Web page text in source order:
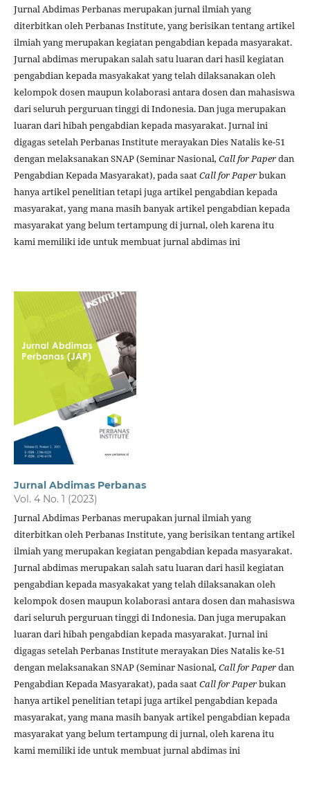
Jurnal Abdimas Perbanas merupakan jurnal ilmiah yang
diterbitkan oleh Perbanas Institute, yang berisikan tentang artikel
ilmiah yang merupakan kegiatan pengabdian kepada masyarakat.
Jurnal abdimas merupakan salah satu luaran dari hasil kegiatan
pengabdian kepada masyakakat yang telah dilaksanakan oleh
kelompok dosen maupun kolaborasi antara dosen dan mahasiswa
dari seluruh perguruan tinggi di Indonesia. Dan juga merupakan
luaran dari hibah pengabdian kepada masyarakat. Jurnal ini
digagas setelah Perbanas Institute merayakan Dies Natalis ke-51
dengan melaksanakan SNAP (Seminar Nasional, Call for Paperdan
Pengabdian Kepada Masyarakat), pada saatCall for Paperbukan
hanya artikel penelitian tetapi juga artikel pengabdian kepada
masyarakat, yang mana masih banyak artikel pengabdian kepada
masyarakat yang belum tertampung di jurnal, oleh karena itu
kami memiliki ide untuk membuat jurnal abdimas ini
Jurnal Abdimas Perbanas
Vol. 4 No. 1 (2023)
Jurnal Abdimas Perbanas merupakan jurnal ilmiah yang
diterbitkan oleh Perbanas Institute, yang berisikan tentang artikel
ilmiah yang merupakan kegiatan pengabdian kepada masyarakat.
Jurnal abdimas merupakan salah satu luaran dari hasil kegiatan
pengabdian kepada masyakakat yang telah dilaksanakan oleh
kelompok dosen maupun kolaborasi antara dosen dan mahasiswa
dari seluruh perguruan tinggi di Indonesia. Dan juga merupakan
luaran dari hibah pengabdian kepada masyarakat. Jurnal ini
digagas setelah Perbanas Institute merayakan Dies Natalis ke-51
dengan melaksanakan SNAP (Seminar Nasional, Call for Paperdan
Pengabdian Kepada Masyarakat), pada saatCall for Paperbukan
hanya artikel penelitian tetapi juga artikel pengabdian kepada
masyarakat, yang mana masih banyak artikel pengabdian kepada
masyarakat yang belum tertampung di jurnal, oleh karena itu
kami memiliki ide untuk membuat jurnal abdimas ini